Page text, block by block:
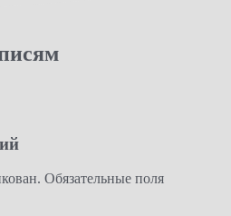
Обязательные поля